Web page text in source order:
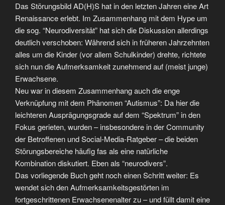
Das Störungsbild AD(H)S hat in den letzten Jahren eine Art
Renaissance erlebt. Im Zusammenhang mit dem Hype um
die sog. “Neurodiversität” hat sich die Diskussion allerdings
deutlich verschoben: Während sich in früheren Jahrzehnten
alles um die Kinder (vor allem Schulkinder) drehte, richtete
sich nun die Aufmerksamkeit zunehmend auf (meist junge)
Erwachsene.
Neu war in diesem Zusammenhang auch die enge
Verknüpfung mit dem Phänomen “Autismus”: Da hier die
leichteren Ausprägungsgrade auf dem “Spektrum” in den
Fokus gerieten, wurden – insbesondere in der Community
der Betroffenen und Social-Media-Ratgeber – die beiden
Störungsbereiche häufig fas als eine natürliche
Kombination diskutiert. Eben als “neurodivers”.
Das vorliegende Buch geht noch einen Schritt weiter: Es
wendet sich den Aufmerksamkeitsgestörten im
fortgeschrittenen Erwachsenenalter zu – und füllt damit eine